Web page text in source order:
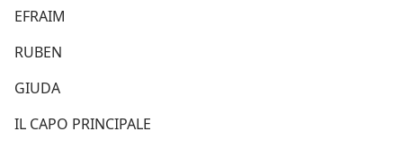
EFRAIM
RUBEN
GIUDA
IL CAPO PRINCIPALE